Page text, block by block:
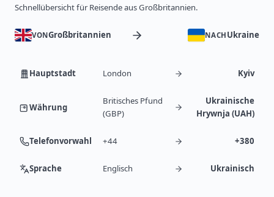
Schnellübersicht für Reisende aus Großbritannien.
VONGroßbritannien NACH Ukraine
Hauptstadt London Kyiv
Währung
Britisches Pfund
(GBP)
Ukrainische
Hrywnja (UAH)
Telefonvorwahl +44 +380
Sprache Englisch Ukrainisch